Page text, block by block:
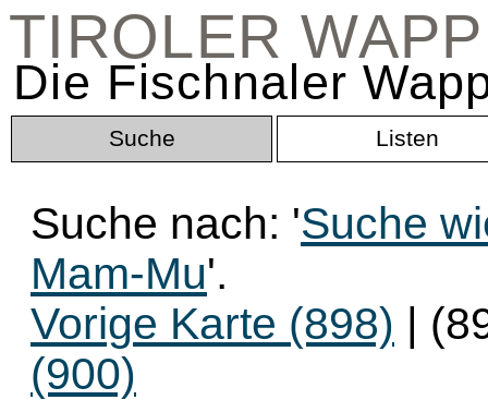
TIROLER
Die Fischnaler
Suche Listen
Suche nach: 'Suche
Mam-Mu'.
Vorige Karte (898) |
(900)